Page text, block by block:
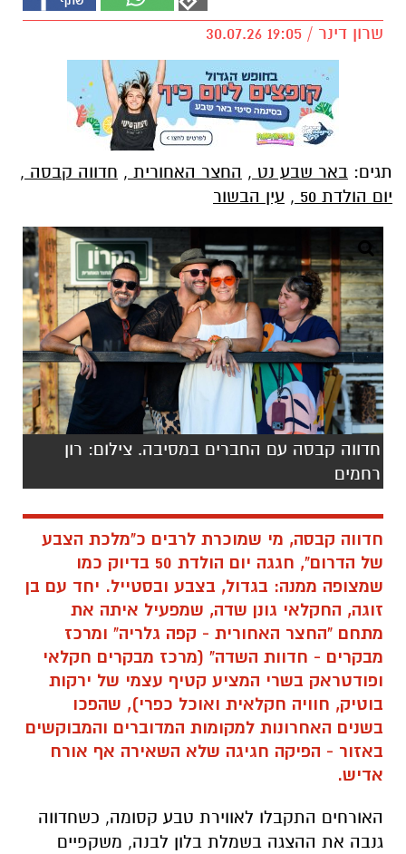
שרון דינר / 19:05 30.07.26
תגים: באר שבע נט , החצר האחורית , חדווה קבסה ,
יום הולדת 50
, עין הבשור
חדווה קבסה עם החברים במסיבה. צילום: רון
רחמים
חדווה קבסה, מי שמוכרת לרבים כ"מלכת הצבע
של הדרום", חגגה יום הולדת 50 בדיוק כמו
שמצופה ממנה: בגדול, בצבע ובסטייל. יחד עם בן
זוגה, החקלאי גונן שדה, שמפעיל איתה את
מתחם "החצר האחורית - קפה גלריה" ומרכז
מבקרים - חדוות השדה" (מרכז מבקרים חקלאי
ופודטראק בשרי המציע קטיף עצמי של ירקות
בוטיק, חוויה חקלאית ואוכל כפרי), שהפכו
בשנים האחרונות למקומות המדוברים והמבוקשים
באזור - הפיקה חגיגה שלא השאירה אף אורח
אדיש.
האורחים התקבלו לאווירת טבע קסומה, כשחדווה
גנבה את ההצגה בשמלת בלון לבנה, משקפיים